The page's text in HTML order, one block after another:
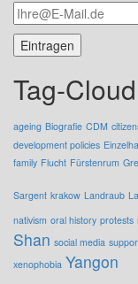
Tag-Cloud
ageing Biografie CDM
development policies
family Flucht Fürstenrum
Sargent krakow Landraub
nativism oral history protests
Shan social media
xenophobia Yangon